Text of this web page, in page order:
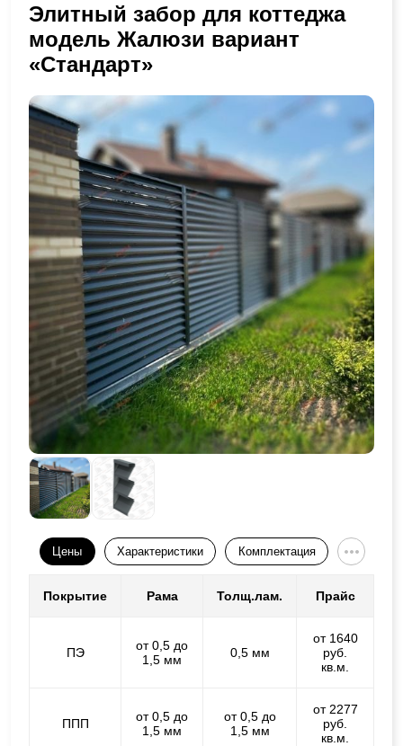
Элитный забор для коттеджа
модель Жалюзи вариант
«Стандарт»
Цены Характеристики Комплектация
Покрытие Рама Толщ.лам. Прайс
ПЭ
от 0,5 до
1,5 мм
0,5 мм
от 1640
руб.
кв.м.
ППП
от 0,5 до
1,5 мм
от 0,5 до
1,5 мм
от 2277
руб.
кв.м.